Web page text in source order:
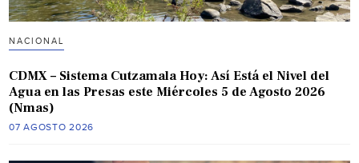
NACIONAL
CDMX – Sistema Cutzamala Hoy: Así Está el Nivel del
Agua en las Presas este Miércoles 5 de Agosto 2026
(Nmas)
07 AGOSTO 2026